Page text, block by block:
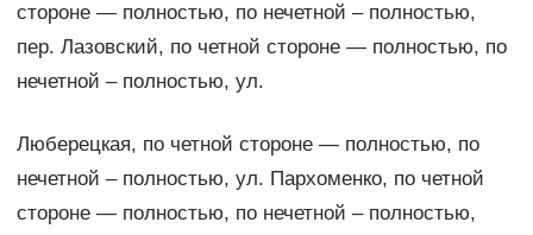
стороне — полностью, по нечетной – полностью,
пер. Лазовский, по четной стороне — полностью, по
нечетной – полностью, ул.
Люберецкая, по четной стороне — полностью, по
нечетной – полностью, ул. Пархоменко, по четной
стороне — полностью, по нечетной – полностью,